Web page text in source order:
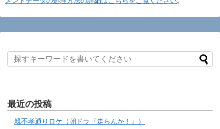
最近の投稿
親不孝通りロケ（朝ドラ『走らんか！』）